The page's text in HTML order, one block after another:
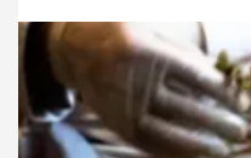
6.08.2026 Politika